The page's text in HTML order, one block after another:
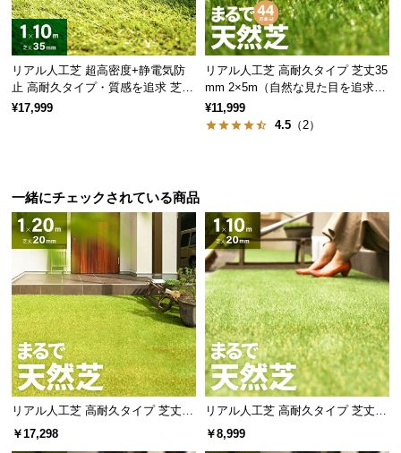
o.,
リアル人工芝 超高密度+静電気防
止 高耐久タイプ・質感を追求 芝丈
35mm 1×10m
¥17,999
リアル人工芝 高耐久タイプ 芝丈35
mm 2×5m（自然な見た目を追求・
U字ピン付属）
¥11,999
4.5 （2）
一緒にチェックされている商品
リアル人工芝 高耐久タイプ 芝丈20
mm 1×20m 防草シート付（自然な
￥17,298
リアル人工芝 高耐久タイプ 芝丈20
mm 1×10m（自然な見た目を追
￥8,999